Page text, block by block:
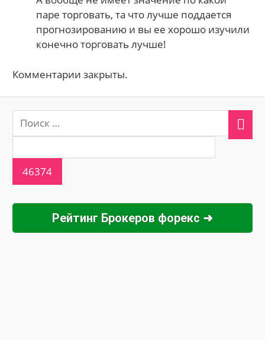
паре торговать, та что лучше поддается
прогнозированию и вы ее хорошо изучили
конечно торговать лучше!
Комментарии закрыты.
Рейтинг Брокеров форекс ➜